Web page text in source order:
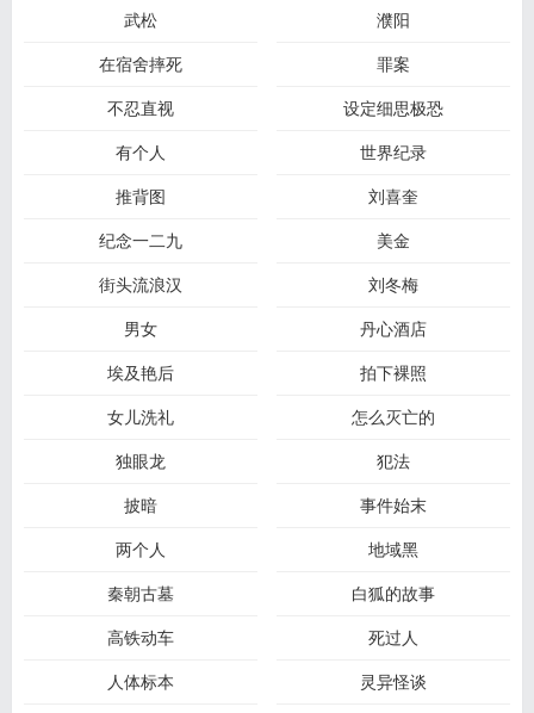
武松
濮阳
在宿舍摔死
罪案
不忍直视
设定细思极恐
有个人
世界纪录
推背图
刘喜奎
纪念一二九
美金
街头流浪汉
刘冬梅
男女
丹心酒店
埃及艳后
拍下裸照
女儿洗礼
怎么灭亡的
独眼龙
犯法
披暗
事件始末
两个人
地域黑
秦朝古墓
白狐的故事
高铁动车
死过人
人体标本
灵异怪谈